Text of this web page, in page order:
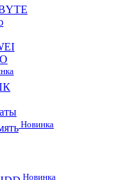
Новинка
Новинка